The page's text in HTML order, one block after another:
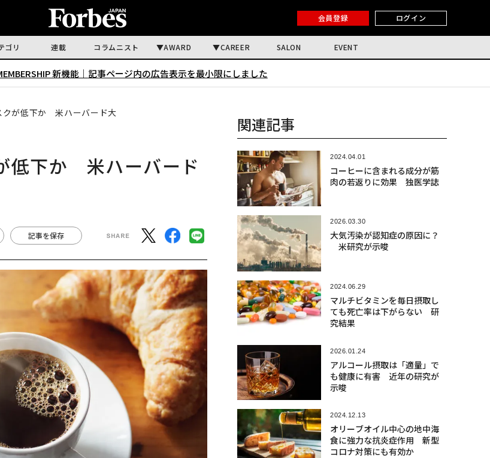
会員登録 ログイン
ゴリ 連載 コラムニスト AWARD CAREER SALON EVENT
新機能｜ 記事ページ内の広告表示を最小限にしました
クが低下か 米ハーバード大
低下か 米ハーバード
記事を保存
関連記事
2024.04.01
コーヒーに含まれる成分が筋
肉の若返りに効果 独医学誌
2026.03.30
大気汚染が認知症の原因に？
米研究が示唆
2024.06.29
マルチビタミンを毎日摂取し
ても死亡率は下がらない 研
究結果
2026.01.24
アルコール摂取は「適量」で
も健康に有害 近年の研究が
示唆
2024.12.13
オリーブオイル中心の地中海
食に強力な抗炎症作用 新型
コロナ対策にも有効か